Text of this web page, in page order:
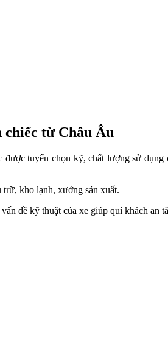
chiếc từ Châu Âu
tuyển chọn kỹ, chất lượng sử dụng
kho lạnh, xưởng sản xuất.
đề kỹ thuật của xe giúp quí khách an